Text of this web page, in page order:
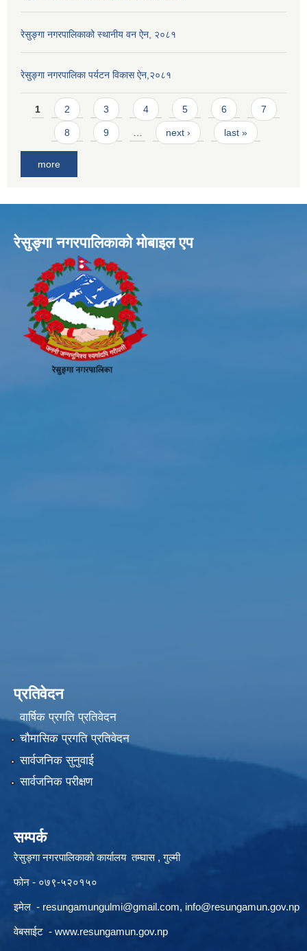
रेसुङ्गा नगरपालिकाको स्थानीय वन ऐन, २०८१
रेसुङ्गा नगरपालिका पर्यटन विकास ऐन,२०८१
Pages
1 2 3 4 5 6 7
8 9 next › last »
more
रेसुङ्गा नगरपालिकाकाे माेबाइल एप
प्रतिवेदन
वार्षिक प्रगति प्रतिवेदन
चौमासिक प्रगति प्रतिवेदन
सार्वजनिक सुनुवाई
सार्वजनिक परीक्षण
सम्पर्क
रेसुङ्गा नगरपालिकाको कार्यालय तम्घास , गुल्मी
फोन - ०७९-५२०१५०
इमेल - resungamungulmi@gmail.com, info@resungamun.gov.np
वेबसाईट - www.resungamun.gov.np